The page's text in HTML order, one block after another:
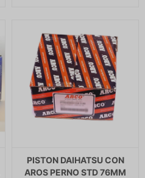
PISTON DAIHATSU CON
AROS PERNO STD 76MM